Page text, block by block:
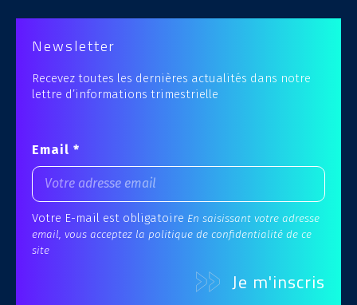
Newsletter
Recevez toutes les dernières actualités dans notre
lettre d’informations trimestrielle
Email *
Votre E-mail est obligatoire En saisissant votre adresse
email, vous acceptez la politique de confidentialité de ce
site